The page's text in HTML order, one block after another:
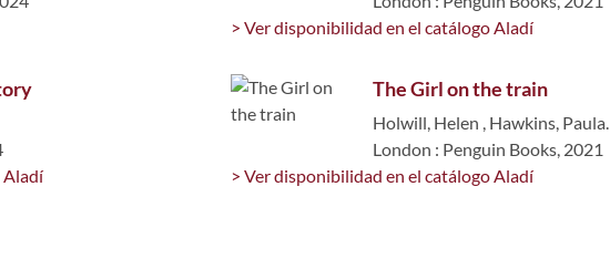
> Ver disponibilidad en el catálogo Aladí
Aladí
The Girl on the train
Holwill, Helen , Hawkins, Paula.
London : Penguin Books, 2021
> Ver disponibilidad en el catálogo Aladí